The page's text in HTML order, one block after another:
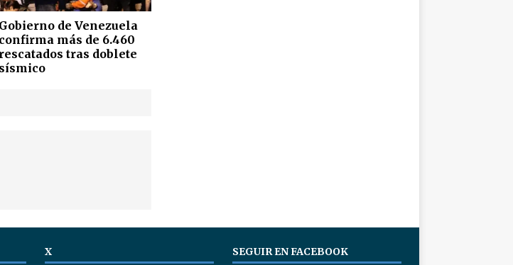
Gobierno de Venezuela
confirma más de 6.460
rescatados tras doblete
sísmico
X SEGUIR EN FACEBOOK